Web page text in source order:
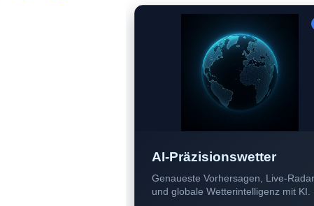
AI-Präzisionswetter
Genaueste Vorhersagen, Live-Radar
und globale Wetterintelligenz mit KI.